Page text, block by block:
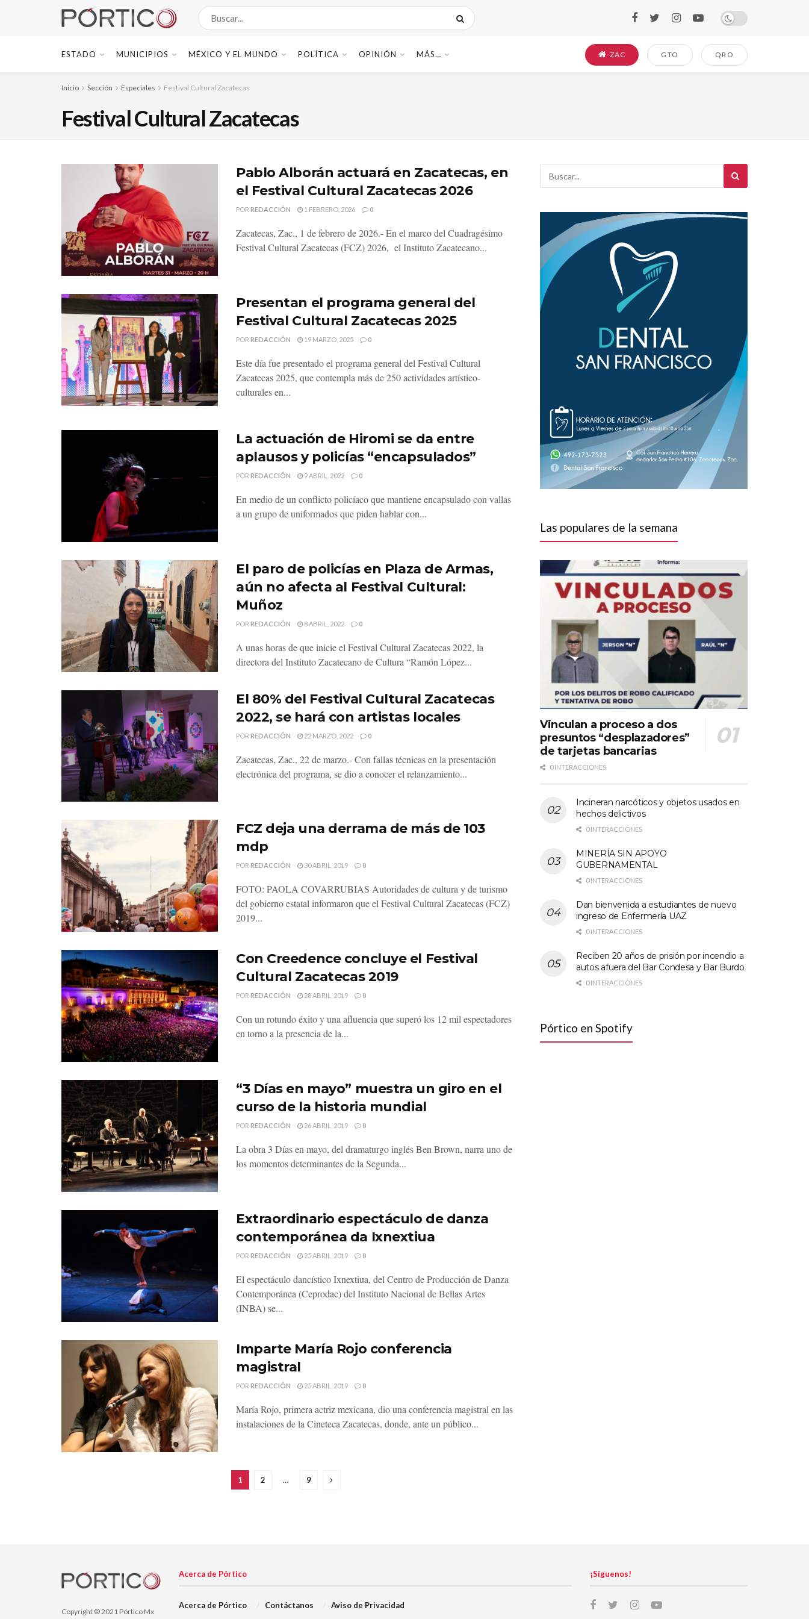
ESTADO MUNICIPIOS MÉXICO Y EL MUNDO POLÍTICA OPINIÓN MÁS… ZAC GTO QRO
Inicio Sección Especiales Festival Cultural Zacatecas
Festival Cultural Zacatecas
Pablo Alborán actuará en Zacatecas, en
el Festival Cultural Zacatecas 2026
POR REDACCIÓN 1 FEBRERO, 2026 0
Zacatecas, Zac., 1 de febrero de 2026.- En el marco del Cuadragésimo
Festival Cultural Zacatecas (FCZ) 2026, el Instituto Zacatecano...
Presentan el programa general del
Festival Cultural Zacatecas 2025
POR REDACCIÓN 19 MARZO, 2025 0
Este día fue presentado el programa general del Festival Cultural
Zacatecas 2025, que contempla más de 250 actividades artístico-
culturales en...
La actuación de Hiromi se da entre
aplausos y policías “encapsulados”
POR REDACCIÓN 9 ABRIL, 2022 0
En medio de un conflicto policíaco que mantiene encapsulado con vallas
a un grupo de uniformados que piden hablar con...
El paro de policías en Plaza de Armas,
aún no afecta al Festival Cultural:
Muñoz
POR REDACCIÓN 8 ABRIL, 2022 0
A unas horas de que inicie el Festival Cultural Zacatecas 2022, la
directora del Instituto Zacatecano de Cultura “Ramón López...
El 80% del Festival Cultural Zacatecas
2022, se hará con artistas locales
POR REDACCIÓN 22 MARZO, 2022 0
Zacatecas, Zac., 22 de marzo.- Con fallas técnicas en la presentación
electrónica del programa, se dio a conocer el relanzamiento...
FCZ deja una derrama de más de 103
mdp
POR REDACCIÓN 30 ABRIL, 2019 0
FOTO: PAOLA COVARRUBIAS Autoridades de cultura y de turismo
del gobierno estatal informaron que el Festival Cultural Zacatecas (FCZ)
2019...
Con Creedence concluye el Festival
Cultural Zacatecas 2019
POR REDACCIÓN 28 ABRIL, 2019 0
Con un rotundo éxito y una afluencia que superó los 12 mil espectadores
en torno a la presencia de la...
“3 Días en mayo” muestra un giro en el
curso de la historia mundial
POR REDACCIÓN 26 ABRIL, 2019 0
La obra 3 Días en mayo, del dramaturgo inglés Ben Brown, narra uno de
los momentos determinantes de la Segunda...
Extraordinario espectáculo de danza
contemporánea da Ixnextiua
POR REDACCIÓN 25 ABRIL, 2019 0
El espectáculo dancístico Ixnextiua, del Centro de Producción de Danza
Contemporánea (Ceprodac) del Instituto Nacional de Bellas Artes
(INBA) se...
Imparte María Rojo conferencia
magistral
POR REDACCIÓN 25 ABRIL, 2019 0
María Rojo, primera actriz mexicana, dio una conferencia magistral en las
instalaciones de la Cineteca Zacatecas, donde, ante un público...
1 2 … 9
Las populares de la semana
Vinculan a proceso a dos
presuntos “desplazadores”
de tarjetas bancarias
0 INTERACCIONES
Incineran narcóticos y objetos usados en
hechos delictivos
0 INTERACCIONES
MINERÍA SIN APOYO
GUBERNAMENTAL
0 INTERACCIONES
Dan bienvenida a estudiantes de nuevo
ingreso de Enfermería UAZ
0 INTERACCIONES
Reciben 20 años de prisión por incendio a
autos afuera del Bar Condesa y Bar Burdo
0 INTERACCIONES
Pórtico en Spotify
Copyright © 2021 Pórtico Mx
Acerca de Pórtico
Acerca de Pórtico Contáctanos Aviso de Privacidad
¡Síguenos!